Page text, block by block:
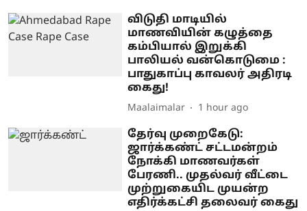
விடுதி மாடியில்
மாணவியின் கழுத்தை
கம்பியால் இறுக்கி
பாலியல் வன்கொடுமை :
பாதுகாப்பு காவலர் அதிரடி
கைது!
Maalaimalar 1 hour ago
தேர்வு முறைகேடு:
ஜார்க்கண்ட் சட்டமன்றம்
நோக்கி மாணவர்கள்
பேரணி.. முதல்வர் வீட்டை
முற்றுகையிட முயன்ற
எதிர்க்கட்சி தலைவர் கைது